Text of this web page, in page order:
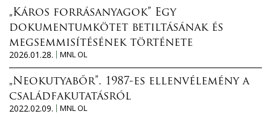
„Káros forrásanyagok” Egy
dokumentumkötet betiltásának és
megsemmisítésének története
2026.01.28.
MNL OL
„Neokutyabőr”. 1987-es ellenvélemény a
családfakutatásról
2022.02.09.
MNL OL